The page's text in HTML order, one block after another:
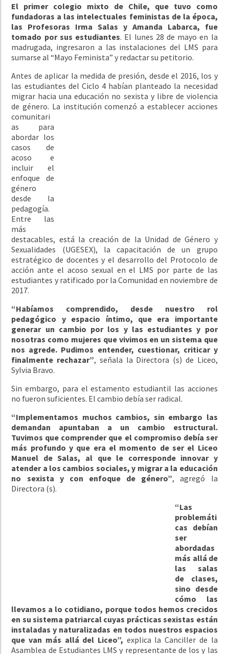
El primer colegio mixto de Chile, que tuvo como
fundadoras a las intelectuales feministas de la época,
las Profesoras Irma Salas y Amanda Labarca, fue
tomado por sus estudiantes. El lunes 28 de mayo en la
madrugada, ingresaron a las instalaciones del LMS para
sumarse al “Mayo Feminista” y redactar su petitorio.
Antes de aplicar la medida de presión, desde el 2016, los y
las estudiantes del Ciclo 4 habían planteado la necesidad
migrar hacia una educación no sexista y libre de violencia
de género. La institución comenzó a establecer acciones
comunitari
as para
abordar los
casos de
acoso e
incluir el
enfoque de
género
desde la
pedagogía.
Entre las
más
destacables, está la creación de la Unidad de Género y
Sexualidades (UGESEX), la capacitación de un grupo
estratégico de docentes y el desarrollo del Protocolo de
acción ante el acoso sexual en el LMS por parte de las
estudiantes y ratificado por la Comunidad en noviembre de
2017.
“Habíamos comprendido, desde nuestro rol
pedagógico y espacio íntimo, que era importante
generar un cambio por los y las estudiantes y por
nosotras como mujeres que vivimos en un sistema que
nos agrede. Pudimos entender, cuestionar, criticar y
finalmente rechazar”, señala la Directora (s) de Liceo,
Sylvia Bravo.
Sin embargo, para el estamento estudiantil las acciones
no fueron suficientes. El cambio debía ser radical.
“Implementamos muchos cambios, sin embargo las
demandan apuntaban a un cambio estructural.
Tuvimos que comprender que el compromiso debía ser
más profundo y que era el momento de ser el Liceo
Manuel de Salas, al que le corresponde innovar y
atender a los cambios sociales, y migrar a la educación
no sexista y con enfoque de género”, agregó la
Directora (s).
“Las
problemáti
cas debían
ser
abordadas
más allá de
las salas
de clases,
sino desde
cómo las
llevamos a lo cotidiano, porque todos hemos crecidos
en su sistema patriarcal cuyas prácticas sexistas están
instaladas y naturalizadas en todos nuestros espacios
que van más allá del Liceo”, explica la Canciller de la
Asamblea de Estudiantes LMS y representante de los y las